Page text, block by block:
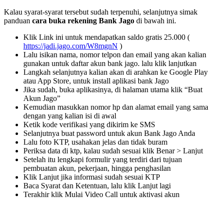
Kalau syarat-syarat tersebut sudah terpenuhi, selanjutnya simak
panduan cara buka rekening Bank Jago di bawah ini.
Klik Link ini untuk mendapatkan saldo gratis 25.000 (
https://jadi.jago.com/W8mgnN )
Lalu isikan nama, nomor telpon dan email yang akan kalian
gunakan untuk daftar akun bank jago. lalu klik lanjutkan
Langkah selanjutnya kalian akan di arahkan ke Google Play
atau App Store, untuk install aplikasi bank Jago
Jika sudah, buka aplikasinya, di halaman utama klik “Buat
Akun Jago”
Kemudian masukkan nomor hp dan alamat email yang sama
dengan yang kalian isi di awal
Ketik kode verifikasi yang dikirim ke SMS
Selanjutnya buat password untuk akun Bank Jago Anda
Lalu foto KTP, usahakan jelas dan tidak buram
Periksa data di ktp, kalau sudah sesuai klik Benar > Lanjut
Setelah itu lengkapi formulir yang terdiri dari tujuan
pembuatan akun, pekerjaan, hingga penghasilan
Klik Lanjut jika informasi sudah sesuai KTP
Baca Syarat dan Ketentuan, lalu klik Lanjut lagi
Terakhir klik Mulai Video Call untuk aktivasi akun